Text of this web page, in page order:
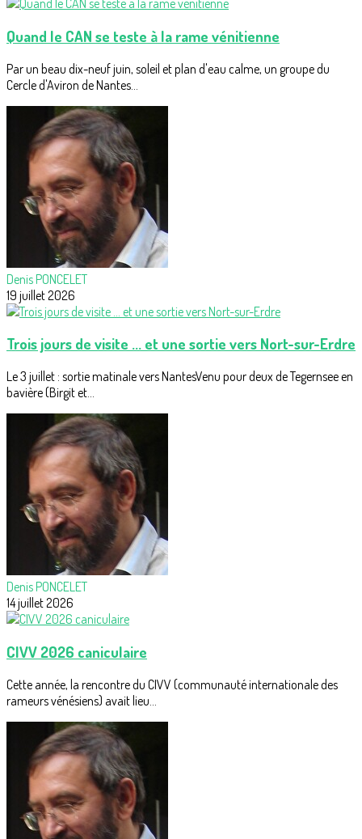
Quand le CAN se teste à la rame vénitienne
Par un beau dix-neuf juin, soleil et plan d'eau calme, un groupe du
Cercle d'Aviron de Nantes...
Denis PONCELET
19 juillet 2026
Trois jours de visite ... et une sortie vers Nort-sur-Erdre
Le 3 juillet : sortie matinale vers NantesVenu pour deux de Tegernsee en
bavière (Birgit et...
Denis PONCELET
14 juillet 2026
CIVV 2026 caniculaire
Cette année, la rencontre du CIVV (communauté internationale des
rameurs vénésiens) avait lieu...